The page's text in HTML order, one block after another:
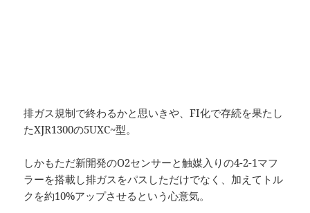
排ガス規制で終わるかと思いきや、FI化で存続を果たし
たXJR1300の5UXC~型。
しかもただ新開発のO2センサーと触媒入りの4-2-1マフ
ラーを搭載し排ガスをパスしただけでなく、加えてトル
クを約10%アップさせるという心意気。